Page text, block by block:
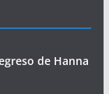
de Hanna